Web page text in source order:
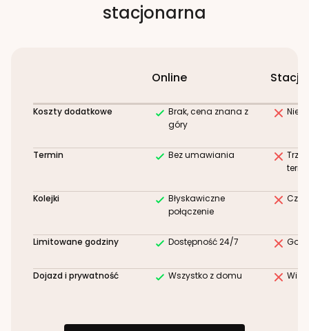
stacjonarna
Online
Koszty dodatkowe
Brak, cena znana z
góry
Termin Bez umawiania
Kolejki
Błyskawiczne
połączenie
Limitowane godziny Dostępność 24/7
Dojazd i prywatność Wszystko z domu